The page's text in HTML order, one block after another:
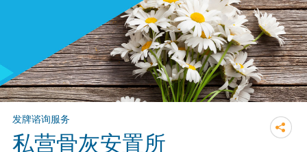
发牌谘询服务
私营骨灰安置所